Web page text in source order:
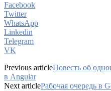
Facebook
Twitter
WhatsApp
Linkedin
Telegram
VK
Previous articleПовесть об
в Angular
Next articleРабочая очередь в